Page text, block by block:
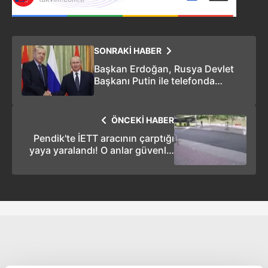
SONRAKİ HABER
Başkan Erdoğan, Rusya Devlet
Başkanı Putin ile telefonda
ÖNCEKİ HABER
Pendik'te İETT aracının çarptığı
yaya yaralandı! O anlar güvenlik